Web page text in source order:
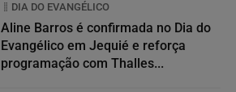
DIA DO EVANGÉLICO
Aline Barros é confirmada no Dia do
Evangélico em Jequié e reforça
programação com Thalles...